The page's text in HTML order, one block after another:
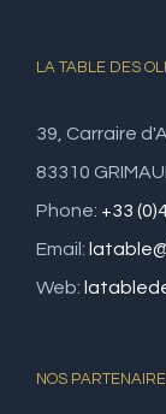
LA TABLE DES
39, Carraire
83310
Phone: +33
Email:
Web:
NOS